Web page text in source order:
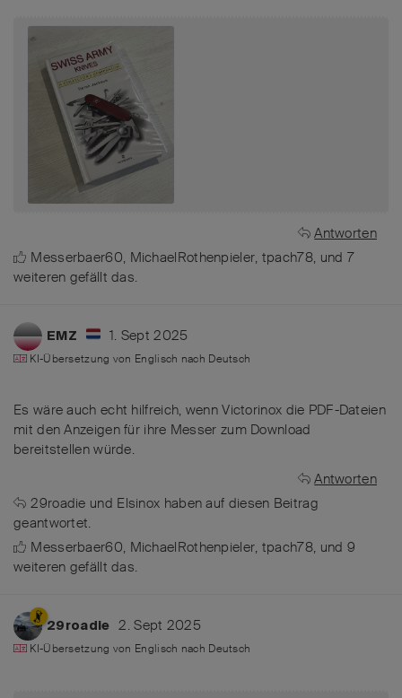
Antworten
Messerbaer60, MichaelRothenpieler, tpach78, und 7
weiteren gefällt das.
EMZ 1. Sept 2025
KI-Übersetzung von Englisch nach Deutsch
Es wäre auch echt hilfreich, wenn Victorinox die PDF-Dateien
mit den Anzeigen für ihre Messer zum Download
bereitstellen würde.
Antworten
29roadie und Elsinox haben auf diesen Beitrag
geantwortet.
Messerbaer60, MichaelRothenpieler, tpach78, und 9
weiteren gefällt das.
29roadie 2. Sept 2025
KI-Übersetzung von Englisch nach Deutsch